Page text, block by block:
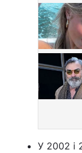
У 2002 і